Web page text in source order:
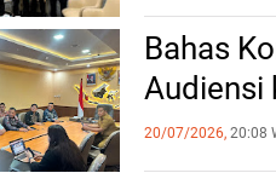
Bahas
Audiensi
20/07/2026, 20:08